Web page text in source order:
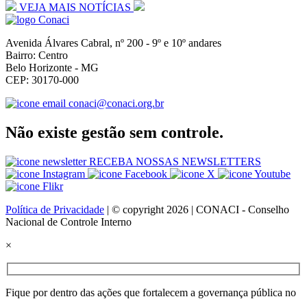
VEJA MAIS NOTÍCIAS
Avenida Álvares Cabral, nº 200 - 9º e 10º andares
Bairro: Centro
Belo Horizonte - MG
CEP: 30170-000
conaci@conaci.org.br
Não existe gestão sem controle.
RECEBA NOSSAS NEWSLETTERS
Política de Privacidade | © copyright 2026 | CONACI - Conselho
Nacional de Controle Interno
×
Fique por dentro das ações que fortalecem a governança pública no